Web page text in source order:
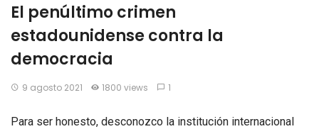
El penúltimo crimen
estadounidense contra la
democracia
9 agosto 2021 1800 views 1
Para ser honesto, desconozco la institución internacional